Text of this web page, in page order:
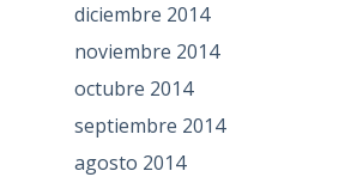
diciembre 2014
noviembre 2014
octubre 2014
septiembre 2014
agosto 2014